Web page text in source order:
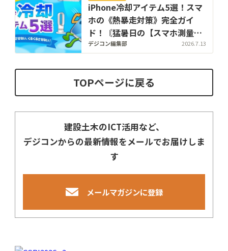
iPhone冷却アイテム5選！スマ
ホの《熱暴走対策》完全ガイ
ド！〘猛暑日の【スマホ測量】
に欠かせない〙
デジコン編集部 2026.7.13
TOPページに戻る
建設土木のICT活用など、
デジコンからの最新情報をメールでお届けしま
す
メールマガジンに登録